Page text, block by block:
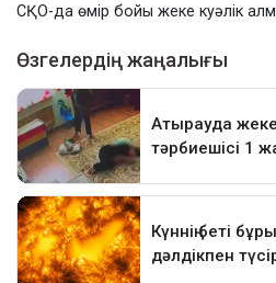
СҚО-да өмір бойы жеке куәлік